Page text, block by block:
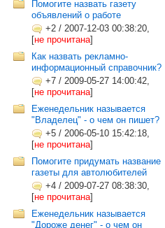
Помогите назвать газету
объявлений о работе
+2 / 2007-12-03 00:38:20,
[не прочитана]
Как назвать рекламно-
информационный справочник?
+7 / 2009-05-27 14:00:42,
[не прочитана]
Еженедельник называется
"Владелец" - о чем он пишет?
+5 / 2006-05-10 15:42:18,
[не прочитана]
Помогите придумать название
газеты для автолюбителей
+4 / 2009-07-27 08:38:30,
[не прочитана]
Еженедельник называется
"Дороже денег" - о чем он